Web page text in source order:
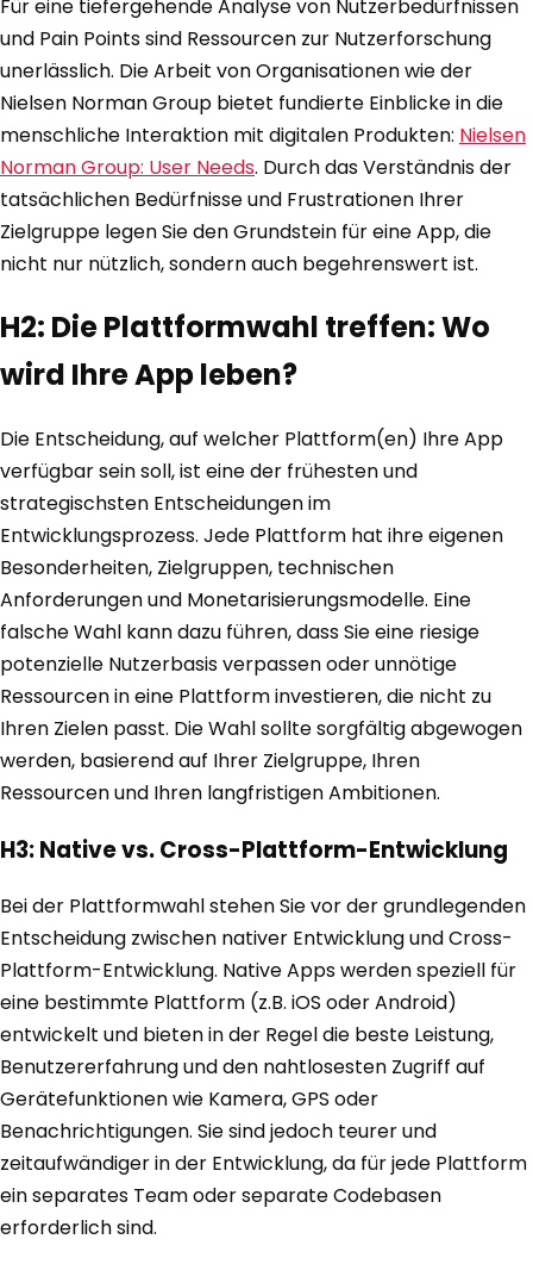
Für eine tiefergehende Analyse von Nutzerbedürfnissen
und Pain Points sind Ressourcen zur Nutzerforschung
unerlässlich. Die Arbeit von Organisationen wie der
Nielsen Norman Group bietet fundierte Einblicke in die
menschliche Interaktion mit digitalen Produkten: Nielsen
Norman Group: User Needs. Durch das Verständnis der
tatsächlichen Bedürfnisse und Frustrationen Ihrer
Zielgruppe legen Sie den Grundstein für eine App, die
nicht nur nützlich, sondern auch begehrenswert ist.
H2: Die Plattformwahl treffen: Wo
wird Ihre App leben?
Die Entscheidung, auf welcher Plattform(en) Ihre App
verfügbar sein soll, ist eine der frühesten und
strategischsten Entscheidungen im
Entwicklungsprozess. Jede Plattform hat ihre eigenen
Besonderheiten, Zielgruppen, technischen
Anforderungen und Monetarisierungsmodelle. Eine
falsche Wahl kann dazu führen, dass Sie eine riesige
potenzielle Nutzerbasis verpassen oder unnötige
Ressourcen in eine Plattform investieren, die nicht zu
Ihren Zielen passt. Die Wahl sollte sorgfältig abgewogen
werden, basierend auf Ihrer Zielgruppe, Ihren
Ressourcen und Ihren langfristigen Ambitionen.
H3: Native vs. Cross-Plattform-Entwicklung
Bei der Plattformwahl stehen Sie vor der grundlegenden
Entscheidung zwischen nativer Entwicklung und Cross-
Plattform-Entwicklung. Native Apps werden speziell für
eine bestimmte Plattform (z.B. iOS oder Android)
entwickelt und bieten in der Regel die beste Leistung,
Benutzererfahrung und den nahtlosesten Zugriff auf
Gerätefunktionen wie Kamera, GPS oder
Benachrichtigungen. Sie sind jedoch teurer und
zeitaufwändiger in der Entwicklung, da für jede Plattform
ein separates Team oder separate Codebasen
erforderlich sind.